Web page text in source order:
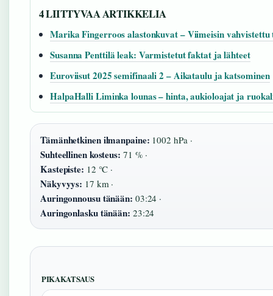
4 LIITTYVAA ARTIKKELIA
Marika Fingerroos alastonkuvat – Viimeisin vahvistettu
Susanna Penttilä leak: Varmistetut faktat ja lähteet
Euroviisut 2025 semifinaali 2 – Aikataulu ja katsominen
HalpaHalli Liminka lounas – hinta, aukioloajat ja
Tämänhetkinen ilmanpaine: 1002 hPa ·
Suhteellinen kosteus: 71 % ·
Kastepiste: 12 °C ·
Näkyvyys: 17 km ·
Auringonnousu tänään: 03:24 ·
Auringonlasku tänään: 23:24
PIKAKATSAUS